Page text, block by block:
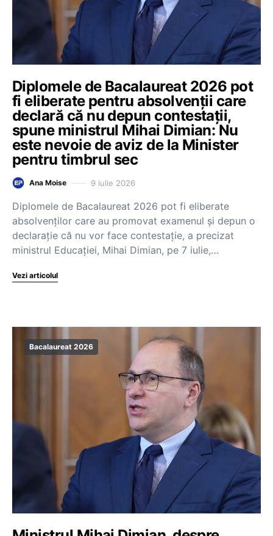
Diplomele de Bacalaureat 2026 pot
fi eliberate pentru absolvenții care
declară că nu depun contestații,
spune ministrul Mihai Dimian: Nu
este nevoie de aviz de la Minister
pentru timbrul sec
Ana Moise 9 iulie 2026
Diplomele de Bacalaureat 2026 pot fi eliberate
absolvenților care au promovat examenul și depun o
declarație că nu vor face contestație, a precizat
ministrul Educației, Mihai Dimian, pe 7 iulie,…
Vezi articolul
Bacalaureat 2026